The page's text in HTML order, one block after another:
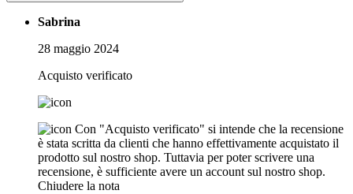
Sabrina
28 maggio 2024
Acquisto verificato
Con "Acquisto verificato" si intende che la recensione
è stata scritta da clienti che hanno effettivamente acquistato il
prodotto sul nostro shop. Tuttavia per poter scrivere una
recensione, è sufficiente avere un account sul nostro shop.
Chiudere la nota